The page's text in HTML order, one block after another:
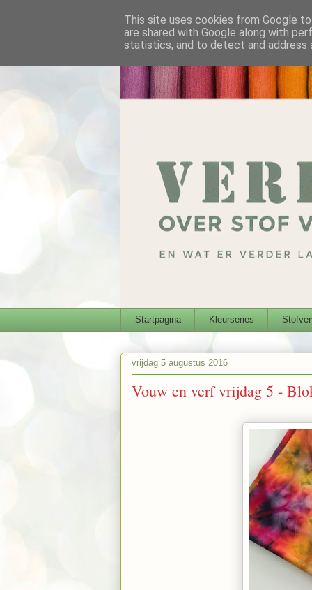
Startpagina Kleurseries
vrijdag 5 augustus 2016
Vouw en verf vrijdag 5 -
This site uses cookies from Google
are shared with Google along with
statistics, and to detect and address